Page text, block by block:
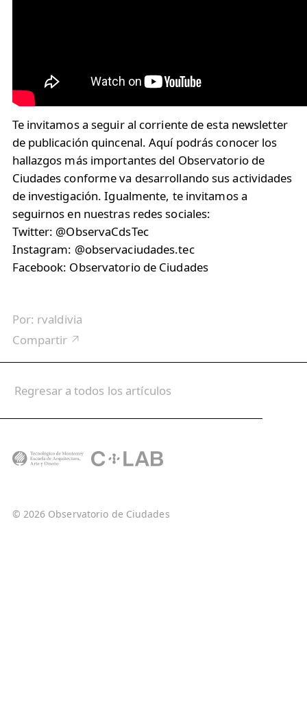
Te invitamos a seguir al corriente de esta newsletter
de publicación quincenal. Aquí podrás conocer los
hallazgos más importantes del Observatorio de
Ciudades conforme va desarrollando sus actividades
de investigación. Igualmente, te invitamos a
seguirnos en nuestras redes sociales:
Twitter: @ObservaCdsTec
Instagram: @observaciudades.tec
Facebook: Observatorio de Ciudades
Por: rvaldivia
Compartir ↗
Regresar a todos los artículos
© 2026 Observatorio de Ciudades